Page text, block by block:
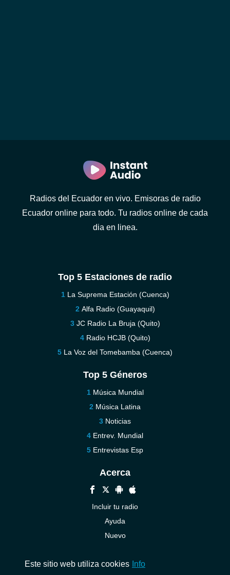
Radios del Ecuador en vivo. Emisoras de radio
Ecuador online para todo. Tu radios online de cada
dia en linea.
Top 5 Estaciones de radio
La Suprema Estación (Cuenca)
Alfa Radio (Guayaquil)
JC Radio La Bruja (Quito)
Radio HCJB (Quito)
La Voz del Tomebamba (Cuenca)
Top 5 Géneros
Música Mundial
Música Latina
Noticias
Entrev. Mundial
Entrevistas Esp
Acerca
Incluir tu radio
Ayuda
Nuevo
Este sitio web utiliza cookies Info